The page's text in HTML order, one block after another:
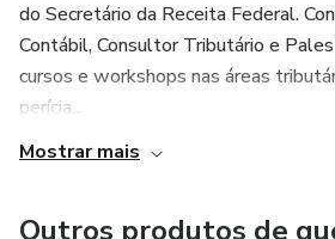
do Secretário da Receita Federal.
Contábil, Consultor Tributário e
cursos e workshops nas áreas
perícia...
Mostrar mais
Outros produtos de